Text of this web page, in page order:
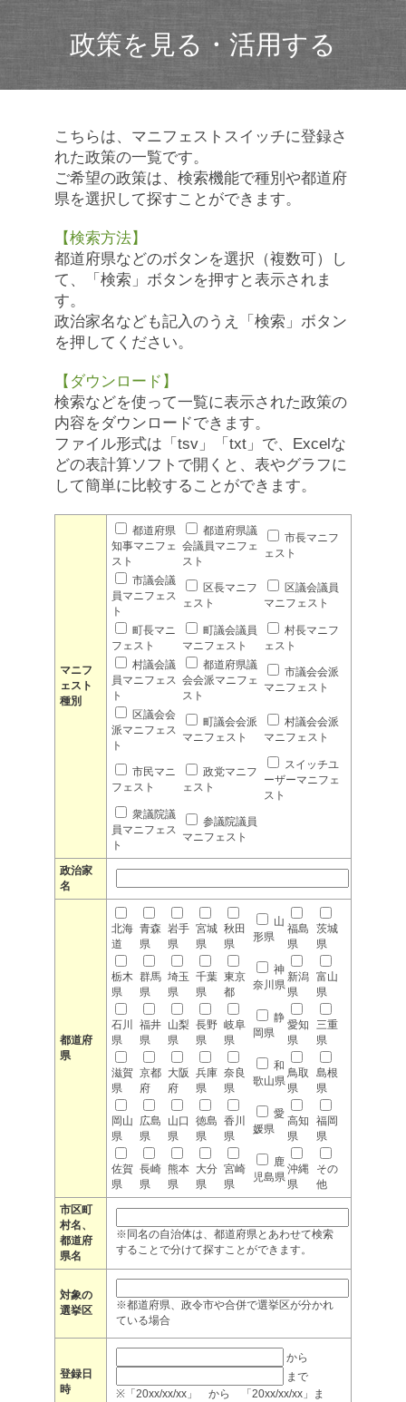
政策を見る・活用する
こちらは、マニフェストスイッチに登録さ
れた政策の一覧です。
ご希望の政策は、検索機能で種別や都道府
県を選択して探すことができます。
【検索方法】
都道府県などのボタンを選択（複数可）し
て、「検索」ボタンを押すと表示されま
す。
政治家名なども記入のうえ「検索」ボタン
を押してください。
【ダウンロード】
検索などを使って一覧に表示された政策の
内容をダウンロードできます。
ファイル形式は「tsv」「txt」で、Excelな
どの表計算ソフトで開くと、表やグラフに
して簡単に比較することができます。
マニフ
ェスト
種別
都道府県
知事マニフェ
スト
都道府県議
会議員マニフェ
スト
市長マニフ
ェスト
市議会議
員マニフェス
ト
区長マニフ
ェスト
区議会議員
マニフェスト
町長マニ
フェスト
町議会議員
マニフェスト
村長マニフ
ェスト
村議会議
員マニフェス
ト
都道府県議
会会派マニフェ
スト
市議会会派
マニフェスト
区議会会
派マニフェス
ト
町議会会派
マニフェスト
村議会会派
マニフェスト
市民マニ
フェスト
政党マニフ
ェスト
スイッチユ
ーザーマニフェ
スト
衆議院議
員マニフェス
ト
参議院議員
マニフェスト
政治家
名
都道府
県
北海
道
青森
県
岩手
県
宮城
県
秋田
県
山
形県
福島
県
茨城
県
栃木
県
群馬
県
埼玉
県
千葉
県
東京
都
神
奈川県
新潟
県
富山
県
石川
県
福井
県
山梨
県
長野
県
岐阜
県
静
岡県
愛知
県
三重
県
滋賀
県
京都
府
大阪
府
兵庫
県
奈良
県
和
歌山県
鳥取
県
島根
県
岡山
県
広島
県
山口
県
徳島
県
香川
県
愛
媛県
高知
県
福岡
県
佐賀
県
長崎
県
熊本
県
大分
県
宮崎
県
鹿
児島県
沖縄
県
その
他
市区町
村名、
都道府
県名
※同名の自治体は、都道府県とあわせて検索
することで分けて探すことができます。
対象の
選挙区
※都道府県、政令市や合併で選挙区が分かれ
ている場合
登録日
時
から
まで
※「20xx/xx/xx」 から 「20xx/xx/xx」ま